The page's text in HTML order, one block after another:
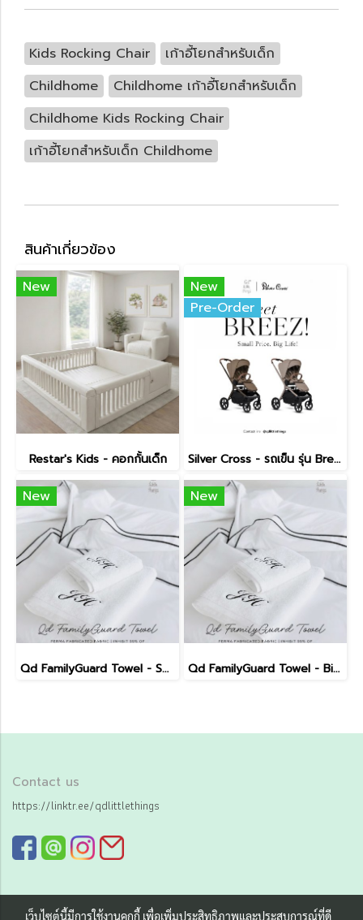
Kids Rocking Chair
เก้าอี้โยกสำหรับเด็ก
Childhome
Childhome เก้าอี้โยกสำหรับเด็ก
Childhome Kids Rocking Chair
เก้าอี้โยกสำหรับเด็ก Childhome
สินค้าเกี่ยวข้อง
New
Restar's Kids - คอกกั้นเด็ก
New
Pre-Order
Silver Cross - รถเข็น รุ่น Breez Pushchair
New
Qd FamilyGuard Towel - Small Size 38x81cm
New
Qd FamilyGuard Towel - Big Size 70x140cm
Contact us
https://linktr.ee/qdlittlethings
เว็บไซต์นี้มีการใช้งานคุกกี้ เพื่อเพิ่มประสิทธิภาพและประสบการณ์ที่ดี